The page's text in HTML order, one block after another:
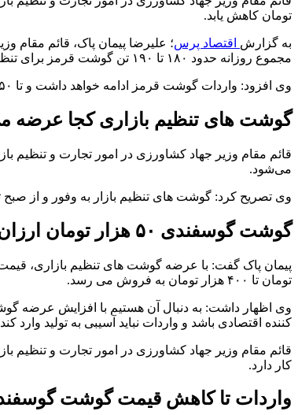
تومان کاهش یابد.
به گزارش اقتصاد پرس
مجموع روزانه حدود ۱۸۰ تا ۱۹۰ تن گوشت قرمز برای تنظیم بازار این محصول به کشور وارد می شود.
وی افزود: واردات گوشت قرمز ادامه خواهد داشت و تا ۲۵۰ تن در روز خواهد رسید و میزان واردات به ویژه در بخش گوشت گوساله افزایش خواهد داشت.
گوشت های تنظیم بازاری کجا عرضه
قائم مقام وزیر جهاد کشاورزی در امور تجارت و تنظیم
می‌شود.
وی تصریح کرد: گوشت های تنظیم بازار به وفور و از
گوشت گوسفندی ۵۰ هزار تومان ارزان شد
تومان تا ۴۰۰ هزار تومان به فروش می رسد.
کننده اقتصادی باشد و واردات نباید آسیبی به تولید وارد
قائم مقام وزیر جهاد کشاورزی در امور تجارت و تنظیم
کار دارد.
واردات تا کاهش قیمت گوشت گوسفندی به ۳۱۰ هزار تومان